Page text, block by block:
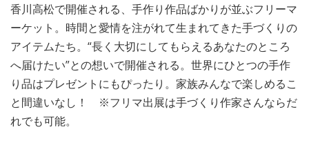
香川高松で開催される、手作り作品ばかりが並ぶフリーマ
ーケット。時間と愛情を注がれて生まれてきた手づくりの
アイテムたち。“長く大切にしてもらえるあなたのところ
へ届けたい”との想いで開催される。世界にひとつの手作
り品はプレゼントにもぴったり。家族みんなで楽しめるこ
と間違いなし！ ※フリマ出展は手づくり作家さんならだ
れでも可能。